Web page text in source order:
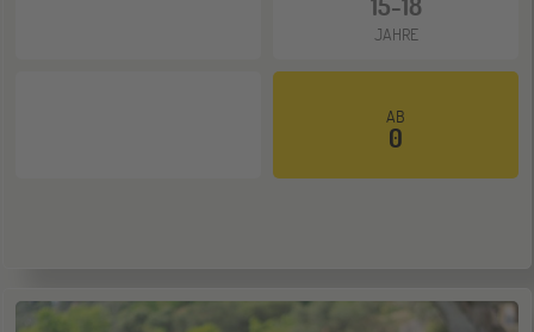
Schüleraustausch-Infoabend (Nordamerika)
JAHRE
AB
0